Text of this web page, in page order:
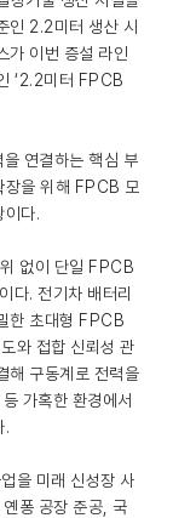
인 2.2미터 생산 시
가 이번 증설 라인
‘2.2미터 FPCB
연결하는 핵심 부
장을 위해 FPCB 모
이다.
없이 단일 FPCB
다. 전기차 배터리
한 초대형 FPCB
와 접합 신뢰성 관
해 구동계로 전력을
가혹한 환경에서
.
을 미래 신성장 사
퐁 공장 준공, 국